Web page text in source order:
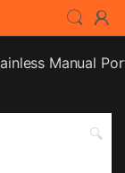
Manual
🔍